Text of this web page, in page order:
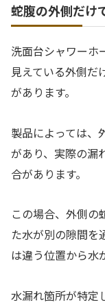
蛇腹の外側だけ
洗面台シャワーホ
見えている外側だ
があります。
製品によっては、
があり、実際の漏
合があります。
この場合、外側の
た水が別の隙間を
は違う位置から水
水漏れ箇所が特定